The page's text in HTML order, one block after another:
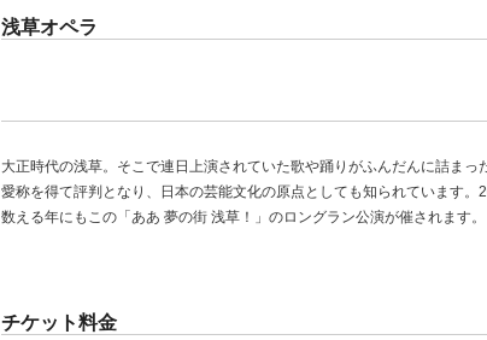
浅草オペラ
大正時代の浅草。そこで連日上演されていた歌や踊りがふんだんに詰ま
愛称を得て評判となり、日本の芸能文化の原点としても知られています
数える年にもこの「ああ 夢の街 浅草！」のロングラン公演が催されます。
チケット料金